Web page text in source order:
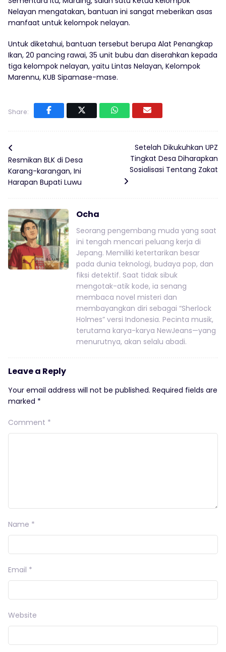
Nelayan mengatakan, bantuan ini sangat meberikan asas
manfaat untuk kelompok nelayan.
Untuk diketahui, bantuan tersebut berupa Alat Penangkap
Ikan, 20 pancing rawai, 35 unit bubu dan diserahkan kepada
tiga kelompok nelayan, yaitu Lintas Nelayan, Kelompok
Marennu, KUB Sipamase-mase.
Share:
Resmikan BLK di Desa
Karang-karangan, Ini
Harapan Bupati Luwu
Setelah Dikukuhkan UPZ
Tingkat Desa Diharapkan
Sosialisasi Tentang Zakat
Ocha
Seorang pengembang muda yang saat
ini tengah mencari peluang kerja di
Jepang. Memiliki ketertarikan besar
pada dunia teknologi, budaya pop, dan
fiksi detektif. Saat tidak sibuk
mengotak-atik kode, ia senang
membaca novel misteri dan
membayangkan diri sebagai “Sherlock
Holmes” versi Indonesia. Pecinta musik,
terutama karya-karya NewJeans—yang
menurutnya, akan selalu abadi.
Leave a Reply
Your email address will not be published. Required fields are
marked *
Comment *
Name *
Email *
Website